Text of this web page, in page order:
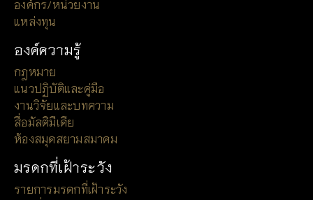
องค์กร/หน่วยงาน
แหล่งทุน
องค์ความรู้
กฎหมาย
แนวปฏิบัติและคู่มือ
งานวิจัยและบทความ
สื่อมัลติมีเดีย
ห้องสมุดสยามสมาคม
มรดกที่เฝ้าระวัง
รายการมรดกที่เฝ้าระวัง